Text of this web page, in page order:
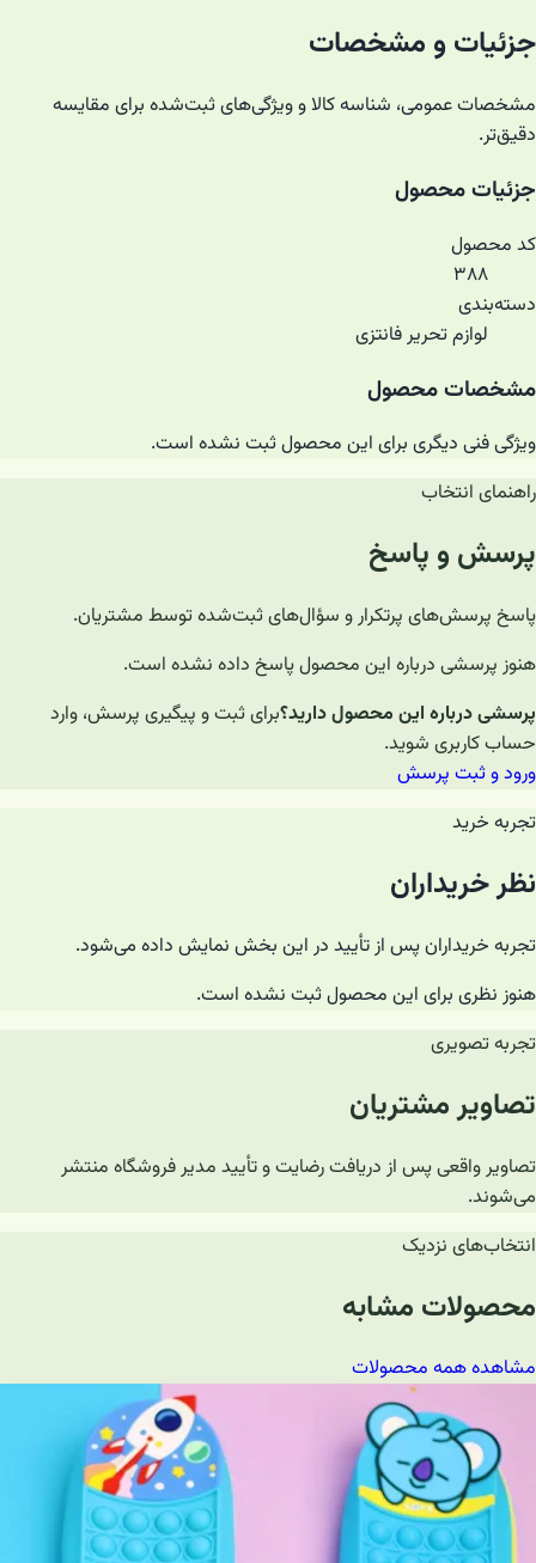
جزئیات و مشخصات
مشخصات عمومی، شناسه کالا و ویژگی‌های ثبت‌شده برای مقایسه
دقیق‌تر.
جزئیات محصول
کد محصول
۳۸۸
دسته‌بندی
لوازم تحریر فانتزی
مشخصات محصول
ویژگی فنی دیگری برای این محصول ثبت نشده است.
راهنمای انتخاب
پرسش و پاسخ
پاسخ پرسش‌های پرتکرار و سؤال‌های ثبت‌شده توسط مشتریان.
هنوز پرسشی درباره این محصول پاسخ داده نشده است.
پرسشی درباره این محصول دارید؟برای ثبت و پیگیری پرسش، وارد
حساب کاربری شوید.
ورود و ثبت پرسش
تجربه خرید
نظر خریداران
تجربه خریداران پس از تأیید در این بخش نمایش داده می‌شود.
هنوز نظری برای این محصول ثبت نشده است.
تجربه تصویری
تصاویر مشتریان
تصاویر واقعی پس از دریافت رضایت و تأیید مدیر فروشگاه منتشر
می‌شوند.
انتخاب‌های نزدیک
محصولات مشابه
مشاهده همه محصولات